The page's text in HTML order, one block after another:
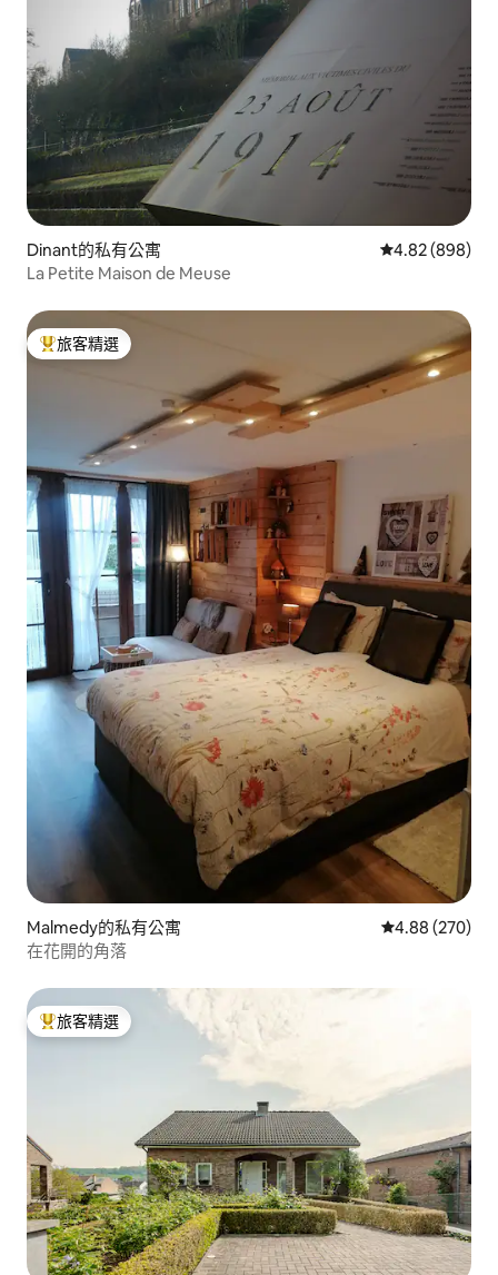
Dinant的私有公寓 從 898 則評價
4.82 (898)
La Petite Maison de Meuse
旅客精選榜首
旅客精選
Malmedy的私有公寓 從 270 則評價
4.88 (270)
在花開的角落
旅客精選榜首
旅客精選